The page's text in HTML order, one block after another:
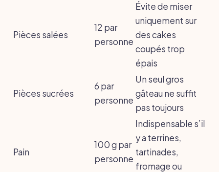
Pièces salées
12 par
personne
Évite de miser
uniquement sur
des cakes
coupés trop
épais
Pièces sucrées
6 par
personne
Un seul gros
gâteau ne suffit
pas toujours
Pain
100 g par
personne
Indispensable s’il
y a terrines,
tartinades,
fromage ou